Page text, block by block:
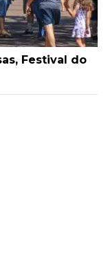
Festival do